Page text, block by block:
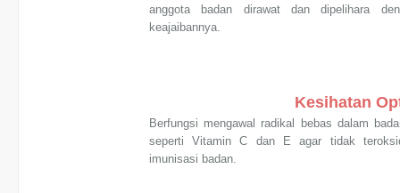
anggota badan dirawat dan dipelihara
keajaibannya.
Kesihatan
Berfungsi mengawal radikal bebas dalam
seperti Vitamin C dan E agar tidak
imunisasi badan.